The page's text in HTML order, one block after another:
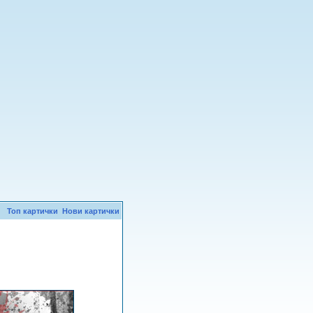
Топ картички Нови картички